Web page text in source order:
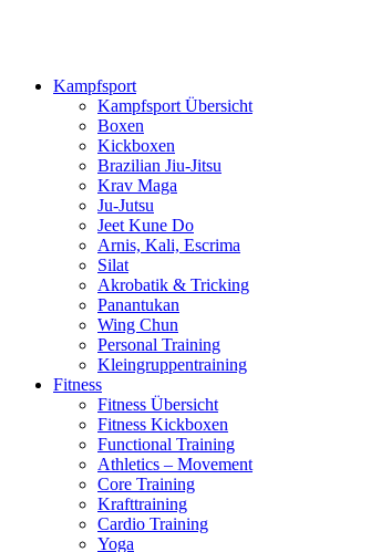
Kampfsport
Kampfsport Übersicht
Boxen
Kickboxen
Brazilian Jiu-Jitsu
Krav Maga
Ju-Jutsu
Jeet Kune Do
Arnis, Kali, Escrima
Silat
Akrobatik & Tricking
Panantukan
Wing Chun
Personal Training
Kleingruppentraining
Fitness
Fitness Übersicht
Fitness Kickboxen
Functional Training
Athletics – Movement
Core Training
Krafttraining
Cardio Training
Yoga